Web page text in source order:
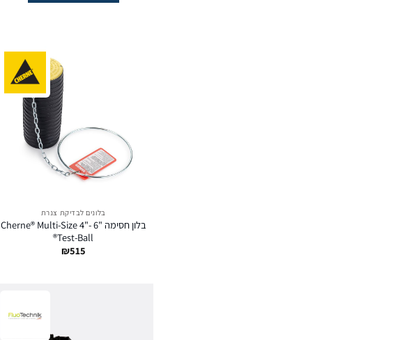
בלונים לבדיקת צנרת
בלון חסימה "6 -"4 Cherne® Multi-Size
Test-Ball®
₪515